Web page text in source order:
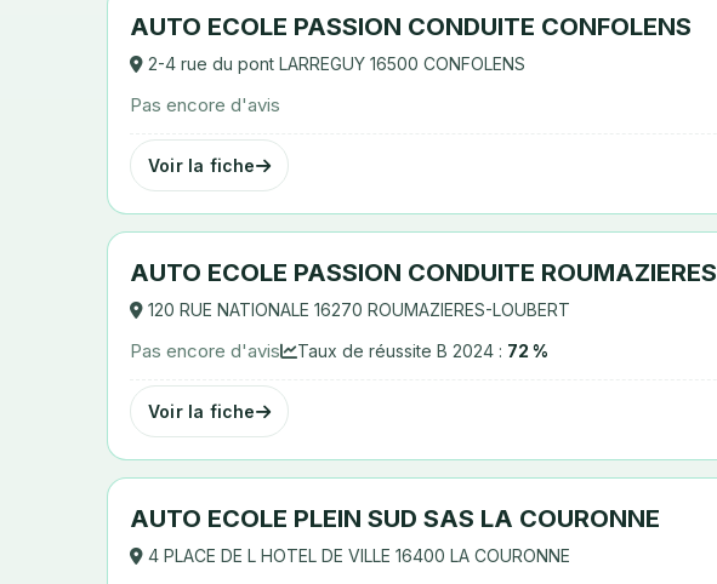
AUTO ECOLE PASSION CONDUITE CONFOLENS
2-4 rue du pont LARREGUY 16500 CONFOLENS
Pas encore d'avis
Voir la fiche
AUTO ECOLE PASSION CONDUITE ROUMAZIERES
120 RUE NATIONALE 16270 ROUMAZIERES-LOUBERT
Pas encore d'avis Taux de réussite B 2024 : 72 %
Voir la fiche
AUTO ECOLE PLEIN SUD SAS LA COURONNE
4 PLACE DE L HOTEL DE VILLE 16400 LA COURONNE